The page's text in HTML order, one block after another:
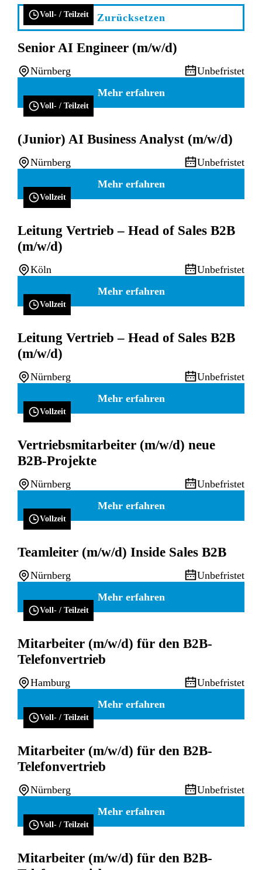
Zurücksetzen
Voll- / Teilzeit
Senior AI Engineer (m/w/d)
Nürnberg
Unbefristet
Mehr erfahren
Voll- / Teilzeit
(Junior) AI Business Analyst (m/w/d)
Nürnberg
Unbefristet
Mehr erfahren
Vollzeit
Leitung Vertrieb – Head of Sales B2B
(m/w/d)
Köln
Unbefristet
Mehr erfahren
Vollzeit
Leitung Vertrieb – Head of Sales B2B
(m/w/d)
Nürnberg
Unbefristet
Mehr erfahren
Vollzeit
Vertriebsmitarbeiter (m/w/d) neue
B2B-Projekte
Nürnberg
Unbefristet
Mehr erfahren
Vollzeit
Teamleiter (m/w/d) Inside Sales B2B
Nürnberg
Unbefristet
Mehr erfahren
Voll- / Teilzeit
Mitarbeiter (m/w/d) für den B2B-
Telefonvertrieb
Hamburg
Unbefristet
Mehr erfahren
Voll- / Teilzeit
Mitarbeiter (m/w/d) für den B2B-
Telefonvertrieb
Nürnberg
Unbefristet
Mehr erfahren
Voll- / Teilzeit
Mitarbeiter (m/w/d) für den B2B-